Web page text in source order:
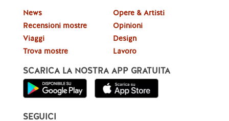
News
Recensioni mostre
Viaggi
Trova mostre
Opere & Artisti
Opinioni
Design
Lavoro
SCARICA LA NOSTRA APP GRATUITA
SEGUICI